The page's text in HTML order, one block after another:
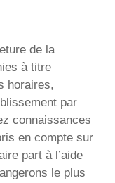
de la
à titre
horaires,
par
connaissances
en compte sur
part à l’aide
le plus